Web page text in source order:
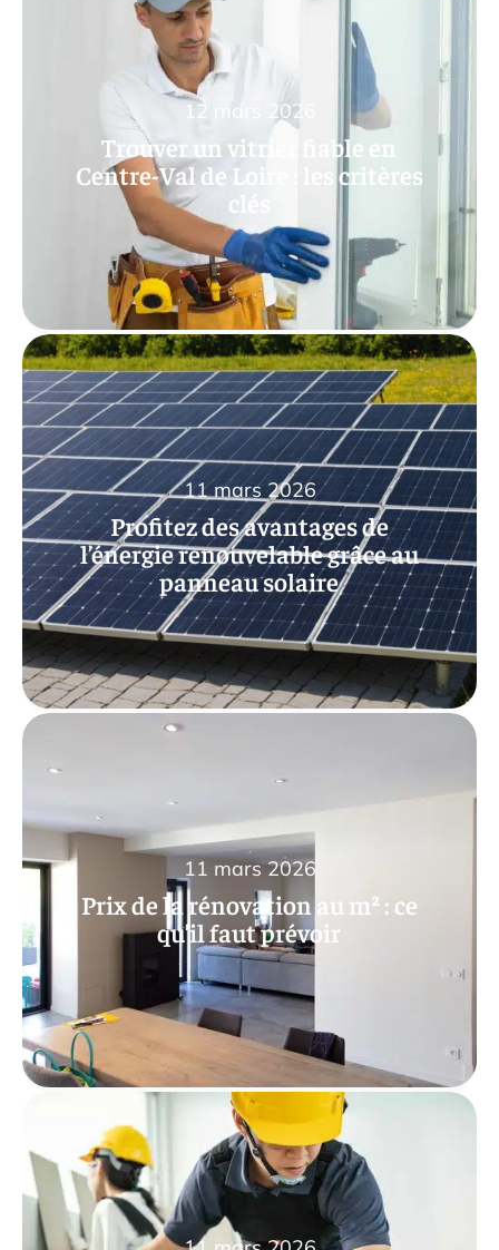
Trouver un vitrier fiable en
Centre-Val de Loire : les critères
clés
12 mars 2026
Profitez des avantages de
l’énergie renouvelable grâce au
panneau solaire
11 mars 2026
Prix de la rénovation au m² : ce
qu’il faut prévoir
11 mars 2026